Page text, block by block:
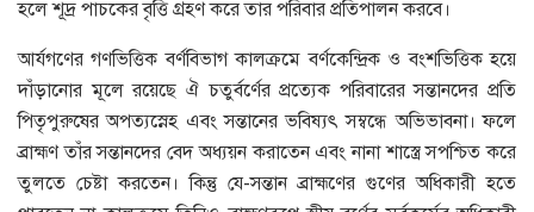
হলে শূদ্র পাচকের বৃত্তি গ্রহণ করে তার পরিবার প্রতিপালন করবে।
আর্যগণের গণভিত্তিক বর্ণবিভাগ কালক্রমে বর্ণকেন্দ্রিক ও বংশভিত্তিক হয়ে
দাঁড়ানাের মূলে রয়েছে ঐ চতুর্বর্ণের প্রত্যেক পরিবারের সন্তানদের প্রতি
পিতৃপুরুষের অপত্যস্নেহ এবং সন্তানের ভবিষ্যৎ সম্বন্ধে অভিভাবনা। ফলে
ব্রাহ্মণ তাঁর সন্তানদের বেদ অধ্যয়ন করাতেন এবং নানা শাস্ত্রে সপশ্চিত করে
তুলতে চেষ্টা করতেন। কিন্তু যে-সন্তান ব্রাহ্মণের গুণের অধিকারী হতে